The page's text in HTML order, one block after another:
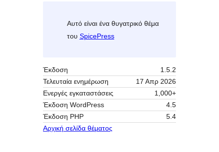
Αυτό είναι ένα θυγατρικό θέμα
του SpicePress
Έκδοση
1.5.2
Τελευταία ενημέρωση
17 Απρ 2026
Ενεργές εγκαταστάσεις
1,000+
Έκδοση WordPress
4.5
Έκδοση ΡΗΡ
5.4
Αρχική σελίδα θέματος